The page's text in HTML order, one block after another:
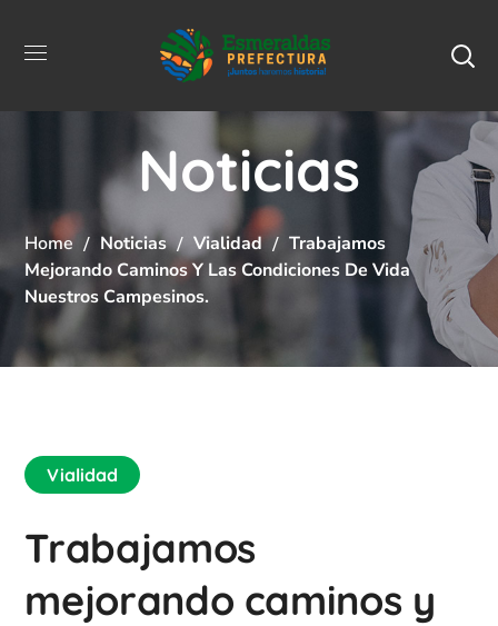
Noticias
Home Noticias Vialidad
Trabajamos
Mejorando Caminos Y Las Condiciones De Vida
Nuestros Campesinos.
Vialidad
Trabajamos
mejorando caminos y